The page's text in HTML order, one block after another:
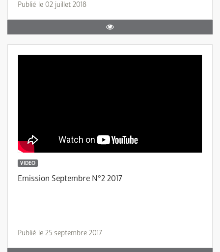
Publié le 02 juillet 2018
VIDEO
Emission Septembre N°2 2017
Publié le 25 septembre 2017